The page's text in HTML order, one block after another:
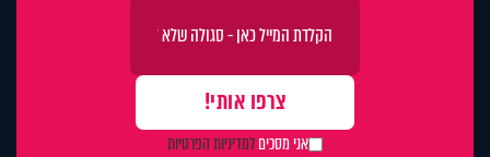
אני מסכיםלמדיניות הפרטיות